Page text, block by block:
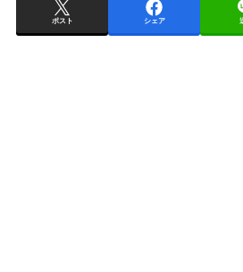
ポスト シェア